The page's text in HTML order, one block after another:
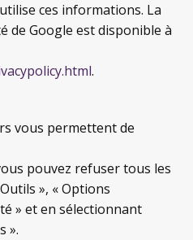
ces informations. La
de Google est disponible à
.
vous permettent de
pouvez refuser tous les
», « Options
» et en sélectionnant
».